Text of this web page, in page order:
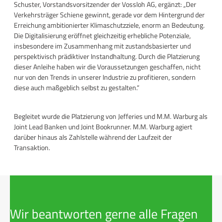
Schuster, Vorstandsvorsitzender der Vossloh AG, ergänzt: „Der
Verkehrsträger Schiene gewinnt, gerade vor dem Hintergrund der
Erreichung ambitionierter Klimaschutzziele, enorm an Bedeutung.
Die Digitalisierung eröffnet gleichzeitig erhebliche Potenziale,
insbesondere im Zusammenhang mit zustandsbasierter und
perspektivisch prädiktiver Instandhaltung. Durch die Platzierung
dieser Anleihe haben wir die Voraussetzungen geschaffen, nicht
nur von den Trends in unserer Industrie zu profitieren, sondern
diese auch maßgeblich selbst zu gestalten.“
Begleitet wurde die Platzierung von Jefferies und M.M. Warburg als
Joint Lead Banken und Joint Bookrunner. M.M. Warburg agiert
darüber hinaus als Zahlstelle während der Laufzeit der
Transaktion.
Wir beantworten gerne alle Fragen